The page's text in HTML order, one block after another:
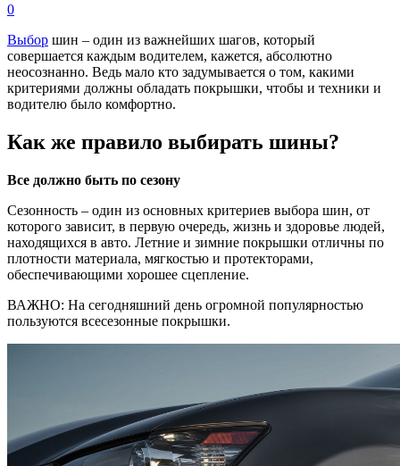
0
Выбор шин – один из важнейших шагов, который
совершается каждым водителем, кажется, абсолютно
неосознанно. Ведь мало кто задумывается о том, какими
критериями должны обладать покрышки, чтобы и техники и
водителю было комфортно.
Как же правило выбирать шины?
Все должно быть по сезону
Сезонность – один из основных критериев выбора шин, от
которого зависит, в первую очередь, жизнь и здоровье людей,
находящихся в авто. Летние и зимние покрышки отличны по
плотности материала, мягкостью и протекторами,
обеспечивающими хорошее сцепление.
ВАЖНО: На сегодняшний день огромной популярностью
пользуются всесезонные покрышки.